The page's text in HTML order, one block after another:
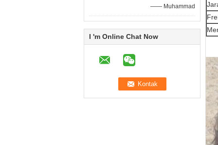
—— Muhammad
I 'm Online Chat Now